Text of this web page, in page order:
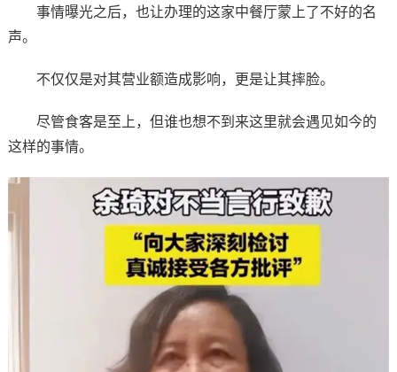
事情曝光之后，也让办理的这家中餐厅蒙上了不好的名
声。
不仅仅是对其营业额造成影响，更是让其摔脸。
尽管食客是至上，但谁也想不到来这里就会遇见如今的
这样的事情。